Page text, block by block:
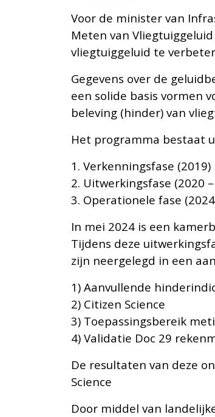
Voor de minister van
Meten van
vliegtuiggeluid te
Gegevens over de
een solide basis vormen
beleving (hinder) van
Het programma bestaat
1. Verkenningsfase (2019)
2. Uitwerkingsfase (2020
3. Operationele fase
In mei 2024 is een
Tijdens deze
zijn neergelegd in een
1) Aanvullende
2) Citizen Science
3) Toepassingsbereik
4) Validatie Doc 29
De resultaten van deze
Science
Door middel van